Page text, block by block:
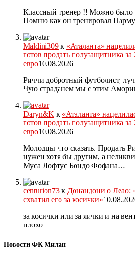
Классный тренер !! Можно было
Помню как он тренировал
Maldini309 к «Аталанта»
готов продать полузащитника
евро10.08.2026
Риччи добротный футболист,
Чую страданем мы с этим
Daryn&K к «Аталанта»
готов продать полузащитника
евро10.08.2026
Молодцы что сказать. Продать
нужен хотя бы другим, а
Муса Лофтус Бондо Фофана…
centurion73 к Донандони о Леао:
схватил его за косички»
за косички или за яички и на
плохо
Новости ФК Милан